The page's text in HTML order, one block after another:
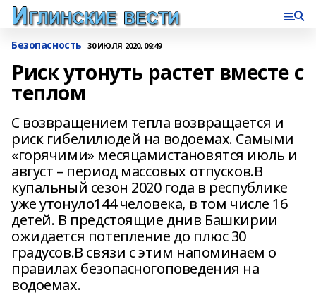
Безопасность 30 ИЮЛЯ 2020, 09:49
Риск утонуть растет вместе с
теплом
С возвращением тепла возвращается и
риск гибелилюдей на водоемах. Самыми
«горячими» месяцамистановятся июль и
август – период массовых отпусков.В
купальный сезон 2020 года в республике
уже утонуло144 человека, в том числе 16
детей. В предстоящие днив Башкирии
ожидается потепление до плюс 30
градусов.В связи с этим напоминаем о
правилах безопасногоповедения на
водоемах.